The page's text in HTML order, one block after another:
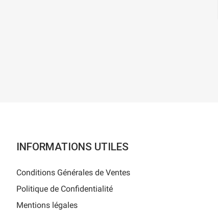
INFORMATIONS UTILES
Conditions Générales de Ventes
Politique de Confidentialité
Mentions légales